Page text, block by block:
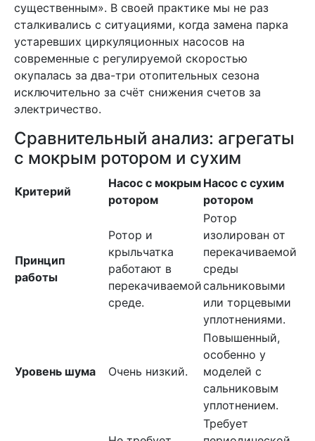
существенным». В своей практике мы не раз
сталкивались с ситуациями, когда замена парка
устаревших циркуляционных насосов на
современные с регулируемой скоростью
окупалась за два-три отопительных сезона
исключительно за счёт снижения счетов за
электричество.
Сравнительный анализ: агрегаты
с мокрым ротором и сухим
Критерий
Насос с мокрым
ротором
Насос с сухим
ротором
Принцип
работы
Ротор и
крыльчатка
работают в
перекачиваемой
среде.
Ротор
изолирован от
перекачиваемой
среды
сальниковыми
или торцевыми
уплотнениями.
Уровень шума Очень низкий.
Повышенный,
особенно у
моделей с
сальниковым
уплотнением.
Требует